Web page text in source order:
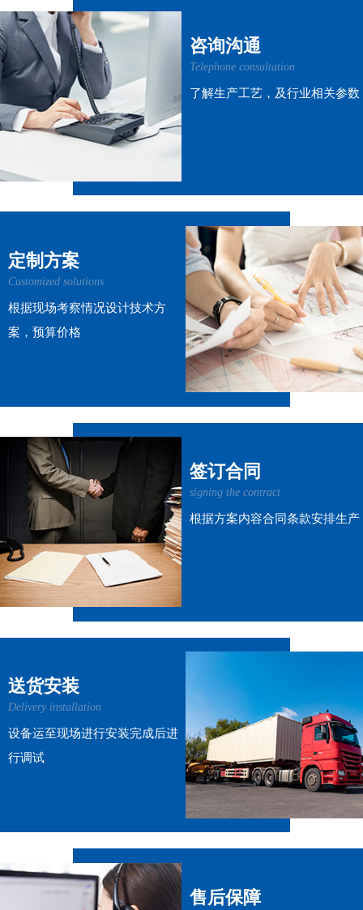
吊柜窗式款
咨询沟通
Telephone consultation
了解生产工艺，及行业相关参数
定制方案
Customized solutions
根据现场考察情况设计技术方
案，预算价格
签订合同
signing the contract
根据方案内容合同条款安排生产
送货安装
Delivery installation
设备运至现场进行安装完成后进
行调试
售后保障